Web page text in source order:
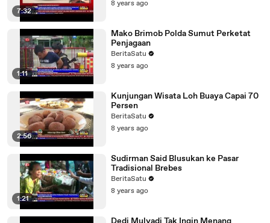
7:32
8 years ago
1:11
Mako Brimob Polda Sumut Perketat
Penjagaan
BeritaSatu
8 years ago
2:56
Kunjungan Wisata Loh Buaya Capai 70
Persen
BeritaSatu
8 years ago
1:21
Sudirman Said Blusukan ke Pasar
Tradisional Brebes
BeritaSatu
8 years ago